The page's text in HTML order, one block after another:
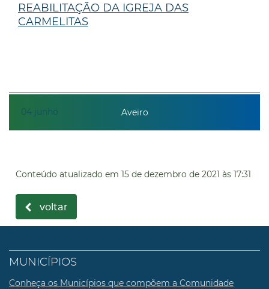
04 junho
REABILITAÇÃO DA IGREJA DAS
CARMELITAS
Aveiro
Conteúdo atualizado em 15 de dezembro de 2021 às 17:31
voltar
MUNICÍPIOS
Conheça os Municípios que compõem a Comunidade